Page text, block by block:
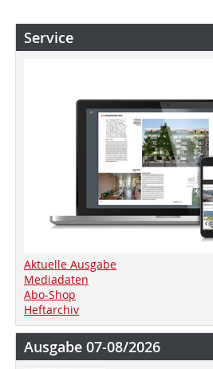
Service
Aktuelle Ausgabe
Mediadaten
Abo-Shop
Heftarchiv
Ausgabe 07-08/2026